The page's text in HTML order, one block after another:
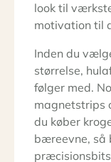
look til
motivation til
Inden du
størrelse,
følger med.
magnetstrips
du køber
bæreevne, så